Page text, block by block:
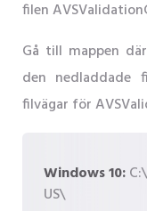
filen
Gå till mappen
den nedladdade
filvägar för
Windows 10:
US\